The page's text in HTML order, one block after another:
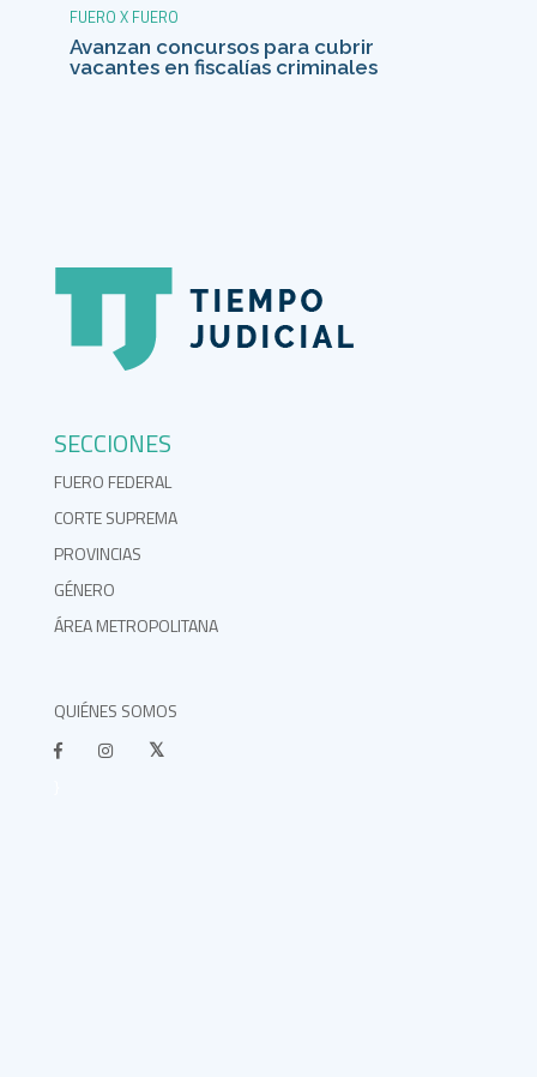
FUERO X FUERO
Avanzan concursos para cubrir
vacantes en fiscalías criminales
SECCIONES
FUERO FEDERAL
CORTE SUPREMA
PROVINCIAS
GÉNERO
ÁREA METROPOLITANA
QUIÉNES SOMOS